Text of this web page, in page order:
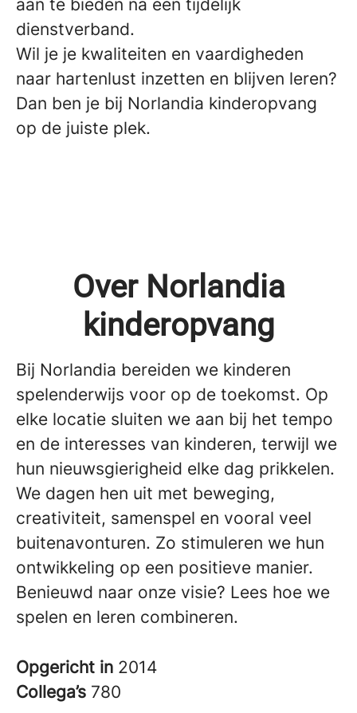
aan te bieden na een tijdelijk
dienstverband.
Wil je je kwaliteiten en vaardigheden
naar hartenlust inzetten en blijven leren?
Dan ben je bij Norlandia kinderopvang
op de juiste plek.
Over Norlandia
kinderopvang
Bij Norlandia bereiden we kinderen
spelenderwijs voor op de toekomst. Op
elke locatie sluiten we aan bij het tempo
en de interesses van kinderen, terwijl we
hun nieuwsgierigheid elke dag prikkelen.
We dagen hen uit met beweging,
creativiteit, samenspel en vooral veel
buitenavonturen. Zo stimuleren we hun
ontwikkeling op een positieve manier.
Benieuwd naar onze visie? Lees hoe we
spelen en leren combineren.
Opgericht in 2014
Collega’s 780